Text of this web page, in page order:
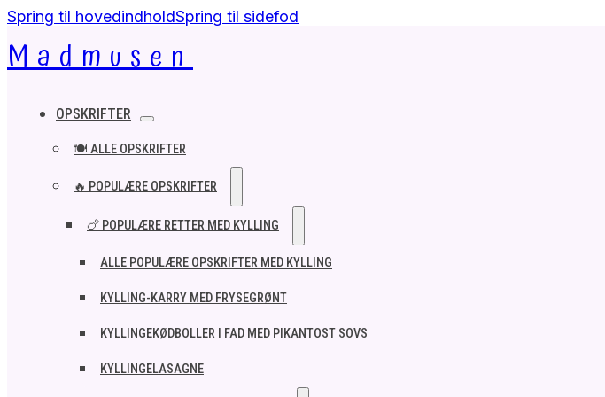
Spring til hovedindholdSpring til sidefod
Madmusen
OPSKRIFTER
🍽️ ALLE OPSKRIFTER
🔥 POPULÆRE OPSKRIFTER
🍗 POPULÆRE RETTER MED KYLLING
ALLE POPULÆRE OPSKRIFTER MED KYLLING
KYLLING-KARRY MED FRYSEGRØNT
KYLLINGEKØDBOLLER I FAD MED PIKANTOST SOVS
KYLLINGELASAGNE